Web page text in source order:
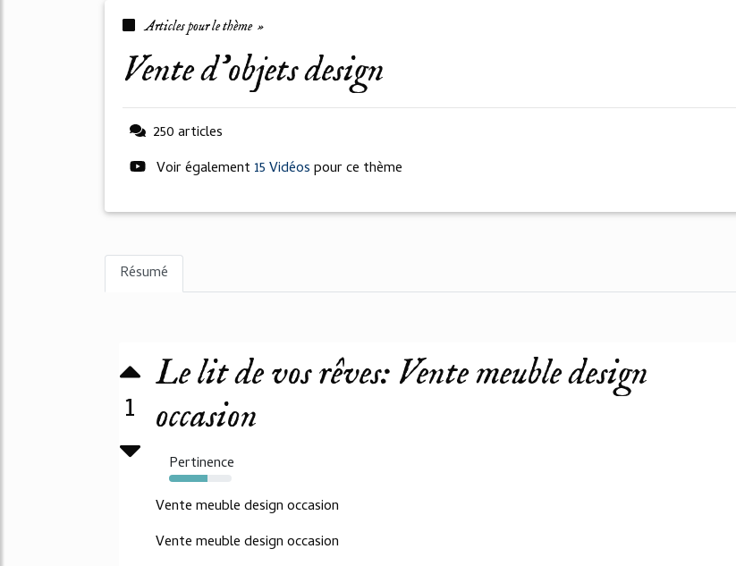
Articles pour le thème »
vente d'objets design
250 articles
Voir également 15 Vidéospour ce thème
Résumé
1
Le lit de vos rêves: Vente meuble design
occasion
Pertinence
61%
Vente meuble design occasion
Vente meuble design occasion